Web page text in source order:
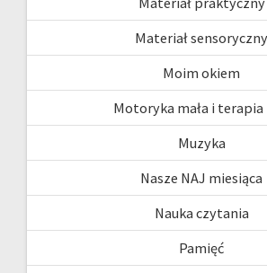
Materiał sensoryczny
Moim okiem
Motoryka mała i terapia
Muzyka
Nasze NAJ miesiąca
Nauka czytania
Pamięć